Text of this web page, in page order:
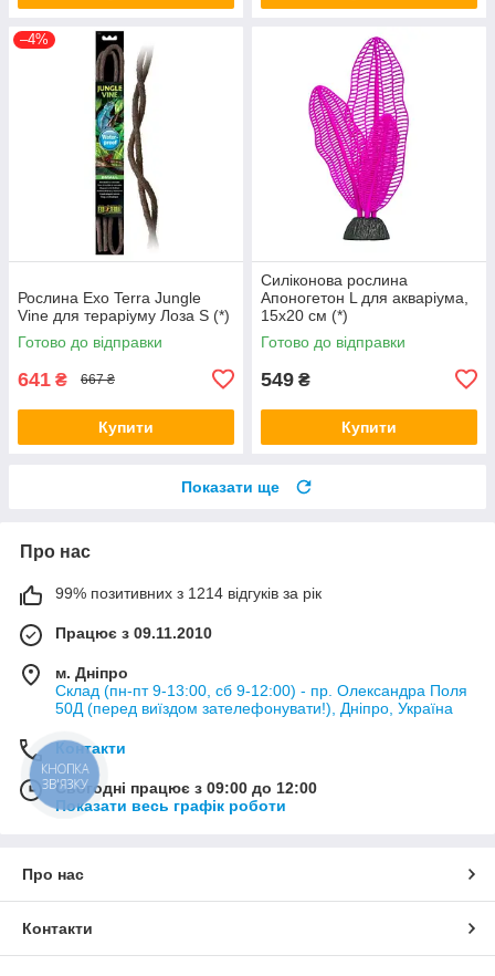
–4%
Рослина Exo Terra Jungle
Vine для тераріуму Лоза S (*)
Готово до відправки
641 ₴ 667 ₴
Купити
Силіконова рослина
Апоногетон L для акваріума,
15х20 см (*)
Готово до відправки
549 ₴
Купити
Показати ще
Про нас
99% позитивних з 1214 відгуків за рік
Працює з 09.11.2010
м. Дніпро
Склад (пн-пт 9-13:00, сб 9-12:00) - пр. Олександра Поля
50Д (перед виїздом зателефонувати!), Дніпро, Україна
Контакти
Сьогодні працює з 09:00 до 12:00
Показати весь графік роботи
Про нас
Контакти
КНОПКА
ЗВ'ЯЗКУ